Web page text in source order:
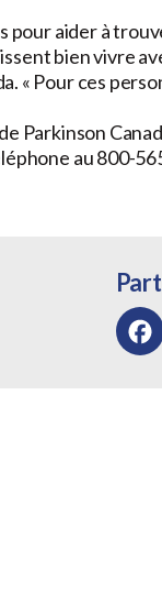
pour aider à
bien vivre
« Pour ces
Parkinson
au 800-